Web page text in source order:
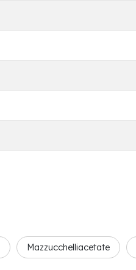
Mazzucchelliacetate